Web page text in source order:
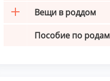
Вещи в роддом
Пособие по родам